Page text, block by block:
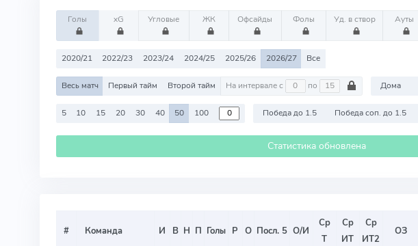
Голы xG Угловые ЖК Офсайды Фолы Уд. в створ Ауты
2020/21 2022/23 2023/24 2024/25 2025/26 2026/27 Все
Весь матч Первый тайм Второй тайм На интервале с по Дома
5 10 15 20 30 40 50 100 Победа до 1.5 Победа соп. до 1.5
Статистика обновлена
# Команда И В Н П Голы Р О Посл. 5 О/И
Ср
Т
Ср
ИТ
Ср
ИТ2
ОЗ